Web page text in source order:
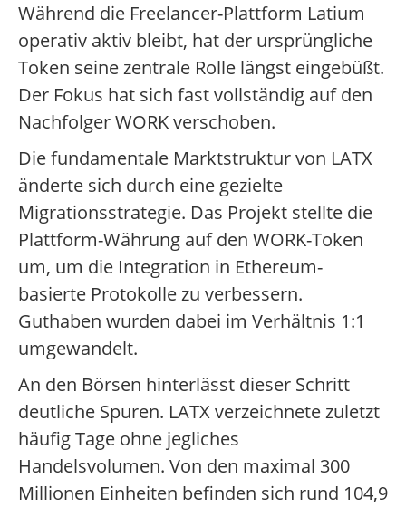
Während die Freelancer-Plattform Latium
operativ aktiv bleibt, hat der ursprüngliche
Token seine zentrale Rolle längst eingebüßt.
Der Fokus hat sich fast vollständig auf den
Nachfolger WORK verschoben.
Die fundamentale Marktstruktur von LATX
änderte sich durch eine gezielte
Migrationsstrategie. Das Projekt stellte die
Plattform-Währung auf den WORK-Token
um, um die Integration in Ethereum-
basierte Protokolle zu verbessern.
Guthaben wurden dabei im Verhältnis 1:1
umgewandelt.
An den Börsen hinterlässt dieser Schritt
deutliche Spuren. LATX verzeichnete zuletzt
häufig Tage ohne jegliches
Handelsvolumen. Von den maximal 300
Millionen Einheiten befinden sich rund 104,9